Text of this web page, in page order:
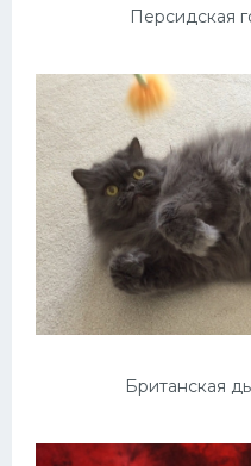
Персидская
Британская